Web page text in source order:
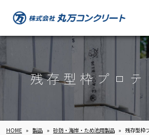
残存型枠プロテ
HOME » 製品 » 砂防・海岸・ため池用製品 » 残存型枠